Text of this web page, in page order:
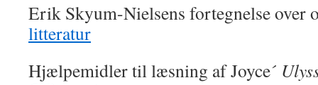
Erik Skyum-Nielsens fortegnelse over
litteratur
Hjælpemidler til læsning af Joyce´